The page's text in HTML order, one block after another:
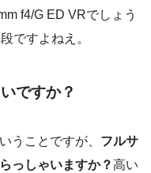
f4/G ED VRでしょう
ですよねえ。
ですか？
うことですが、 フルサ
っしゃいますか？高い